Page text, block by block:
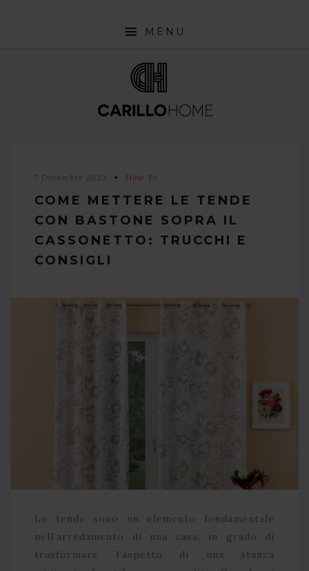
MENU
INTERIOR DESIGN TRENDS
NEWS7 Dicembre 2023 How To
COME METTERE LE TENDE
CON BASTONE SOPRA IL
CASSONETTO: TRUCCHI E
CONSIGLI
Le tende sono un elemento fondamentale
nell’arredamento di una casa, in grado di
trasformare l’aspetto di una stanza